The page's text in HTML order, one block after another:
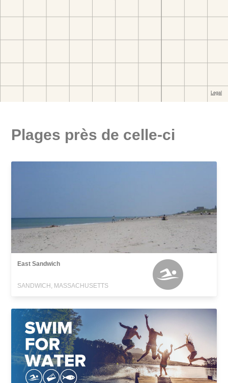
Plages près de celle-ci
East Sandwich
SANDWICH, MASSACHUSETTS